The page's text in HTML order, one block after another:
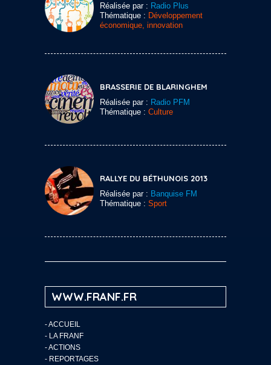
Réalisée par : Radio Plus
Thématique : Développement
économique, innovation
BRASSERIE DE BLARINGHEM
Réalisée par : Radio PFM
Thématique : Culture
RALLYE DU BÉTHUNOIS 2013
Réalisée par : Banquise FM
Thématique : Sport
WWW.FRANF.FR
-ACCUEIL
- LA FRANF
-ACTIONS
- REPORTAGES